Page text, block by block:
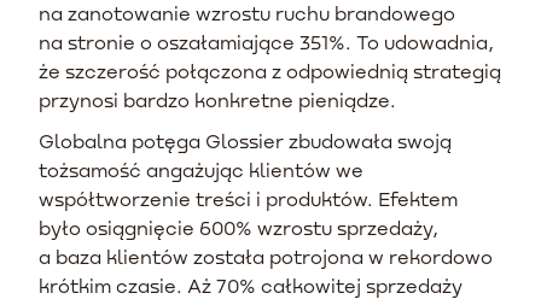
na zanotowanie wzrostu ruchu brandowego
na stronie o oszałamiające 351%. To udowadnia,
że szczerość połączona z odpowiednią strategią
przynosi bardzo konkretne pieniądze.
Globalna potęga Glossier zbudowała swoją
tożsamość angażując klientów we
współtworzenie treści i produktów. Efektem
było osiągnięcie 600% wzrostu sprzedaży,
a baza klientów została potrojona w rekordowo
krótkim czasie. Aż 70% całkowitej sprzedaży